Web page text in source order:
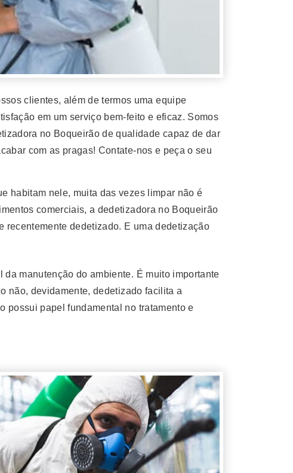
clientes, além de termos uma equipe
em um serviço bem-feito e eficaz. Somos
no Boqueirão de qualidade capaz de dar
com as pragas! Contate-nos e peça o seu
habitam nele, muita das vezes limpar não é
comerciais, a dedetizadora no Boqueirão
recentemente dedetizado. E uma dedetização
manutenção do ambiente. É muito importante
não, devidamente, dedetizado facilita a
possui papel fundamental no tratamento e